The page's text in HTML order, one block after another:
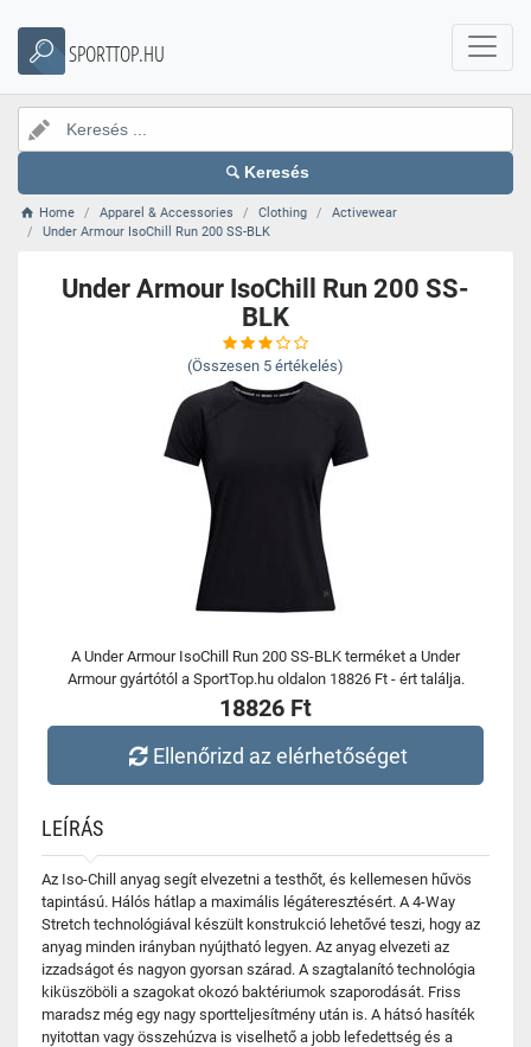
SPORTTOP.HU
Keresés
Home Apparel & Accessories Clothing
Activewear
Under Armour IsoChill Run 200 SS-BLK
Under Armour IsoChill Run 200 SS-
BLK
(Összesen 5 értékelés)
A Under Armour IsoChill Run 200 SS-BLK terméket a Under
Armour gyártótól a SportTop.hu oldalon 18826 Ft - ért találja.
18826 Ft
Ellenőrizd az elérhetőséget
LEÍRÁS
Az Iso-Chill anyag segít elvezetni a testhőt, és kellemesen hűvös
tapintású. Hálós hátlap a maximális légáteresztésért. A 4-Way
Stretch technológiával készült konstrukció lehetővé teszi, hogy az
anyag minden irányban nyújtható legyen. Az anyag elvezeti az
izzadságot és nagyon gyorsan szárad. A szagtalanító technológia
kiküszöböli a szagokat okozó baktériumok szaporodását. Friss
maradsz még egy nagy sportteljesítmény után is. A hátsó hasíték
nyitottan vagy összehúzva is viselhető a jobb lefedettség és a